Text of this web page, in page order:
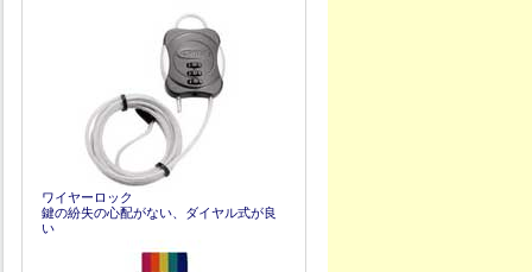
ワイヤーロック
鍵の紛失の心配がない、ダイヤル式が良
い